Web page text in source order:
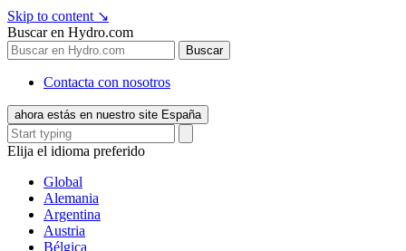
Skip to content ↘
Buscar en Hydro.com
Buscar
Contacta con nosotros
ahora estás en nuestro site España
Elija el idioma preferido
Global
Alemania
Argentina
Austria
Bélgica